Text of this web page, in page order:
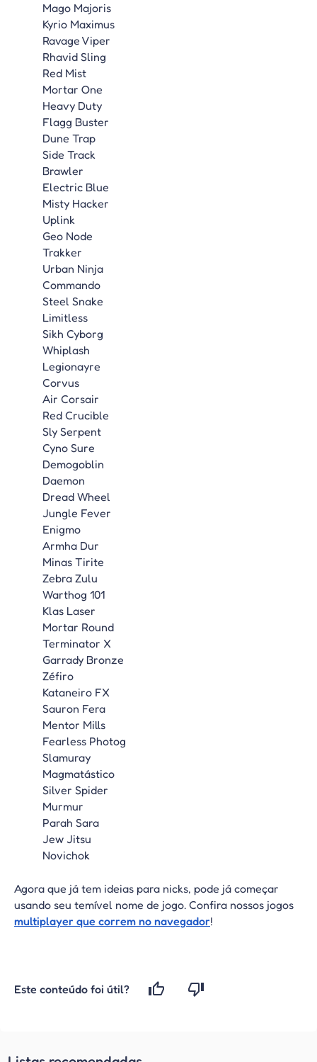
Mago Majoris
Kyrio Maximus
Ravage Viper
Rhavid Sling
Red Mist
Mortar One
Heavy Duty
Flagg Buster
Dune Trap
Side Track
Brawler
Electric Blue
Misty Hacker
Uplink
Geo Node
Trakker
Urban Ninja
Commando
Steel Snake
Limitless
Sikh Cyborg
Whiplash
Legionayre
Corvus
Air Corsair
Red Crucible
Sly Serpent
Cyno Sure
Demogoblin
Daemon
Dread Wheel
Jungle Fever
Enigmo
Armha Dur
Minas Tirite
Zebra Zulu
Warthog 101
Klas Laser
Mortar Round
Terminator X
Garrady Bronze
Zéfiro
Kataneiro FX
Sauron Fera
Mentor Mills
Fearless Photog
Slamuray
Magmatástico
Silver Spider
Murmur
Parah Sara
Jew Jitsu
Novichok
Agora que já tem ideias para nicks, pode já começar
usando seu temível nome de jogo. Confira nossos jogos
multiplayer que correm no navegador!
Este conteúdo foi útil?